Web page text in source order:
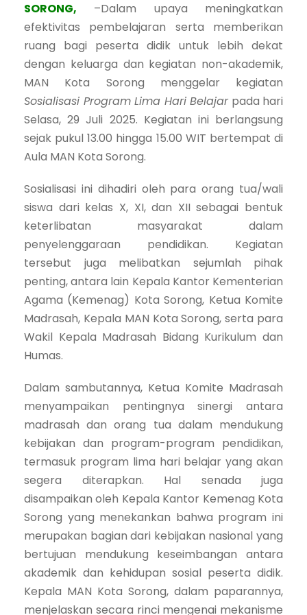
SORONG, –Dalam upaya meningkatkan
efektivitas pembelajaran serta memberikan
ruang bagi peserta didik untuk lebih dekat
dengan keluarga dan kegiatan non-akademik,
MAN Kota Sorong menggelar kegiatan
Sosialisasi Program Lima Hari Belajarpada hari
Selasa, 29 Juli 2025. Kegiatan ini berlangsung
sejak pukul 13.00 hingga 15.00 WIT bertempat di
Aula MAN Kota Sorong.
Sosialisasi ini dihadiri oleh para orang tua/wali
siswa dari kelas X, XI, dan XII sebagai bentuk
keterlibatan masyarakat dalam
penyelenggaraan pendidikan. Kegiatan
tersebut juga melibatkan sejumlah pihak
penting, antara lain Kepala Kantor Kementerian
Agama (Kemenag) Kota Sorong, Ketua Komite
Madrasah, Kepala MAN Kota Sorong, serta para
Wakil Kepala Madrasah Bidang Kurikulum dan
Humas.
Dalam sambutannya, Ketua Komite Madrasah
menyampaikan pentingnya sinergi antara
madrasah dan orang tua dalam mendukung
kebijakan dan program-program pendidikan,
termasuk program lima hari belajar yang akan
segera diterapkan. Hal senada juga
disampaikan oleh Kepala Kantor Kemenag Kota
Sorong yang menekankan bahwa program ini
merupakan bagian dari kebijakan nasional yang
bertujuan mendukung keseimbangan antara
akademik dan kehidupan sosial peserta didik.
Kepala MAN Kota Sorong, dalam paparannya,
menjelaskan secara rinci mengenai mekanisme